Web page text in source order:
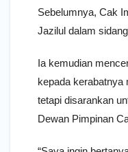
Sebelumnya, Cak
Jazilul dalam
Ia kemudian
kepada kerabatnya
tetapi disarankan
Dewan Pimpinan